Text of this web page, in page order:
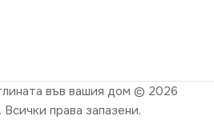
във вашия дом © 2026
Всички права запазени.